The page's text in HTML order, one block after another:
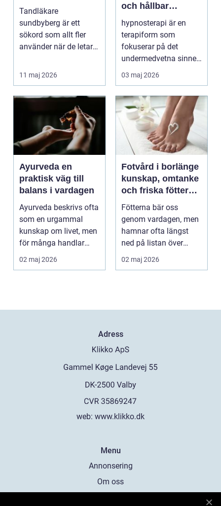
Tandläkare
sundbyberg är ett
sökord som allt fler
använder när de letar
tillgänglig ...
11 maj 2026
och hållbar
förändring
hypnosterapi är en
terapiform som
fokuserar på det
undermedvetna sinnet
för att skapa djup och
hållb...
03 maj 2026
Ayurveda en
praktisk väg till
balans i vardagen
Ayurveda beskrivs ofta
som en urgammal
kunskap om livet, men
för många handlar
frågan om något
betyd...
02 maj 2026
Fotvård i borlänge
kunskap, omtanke
och friska fötter
året runt
Fötterna bär oss
genom vardagen, men
hamnar ofta längst
ned på listan över
egenvård. Många
vänjer si...
02 maj 2026
Adress
web: www.klikko.dk
Menu
Annonsering
Om oss